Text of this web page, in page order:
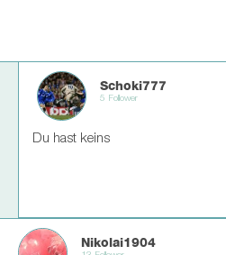
Schoki777
5 Follower
Du hast keins
Nikolai1904